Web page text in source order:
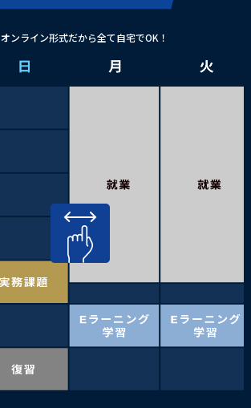
オンライン形式だから全て自宅でOK！